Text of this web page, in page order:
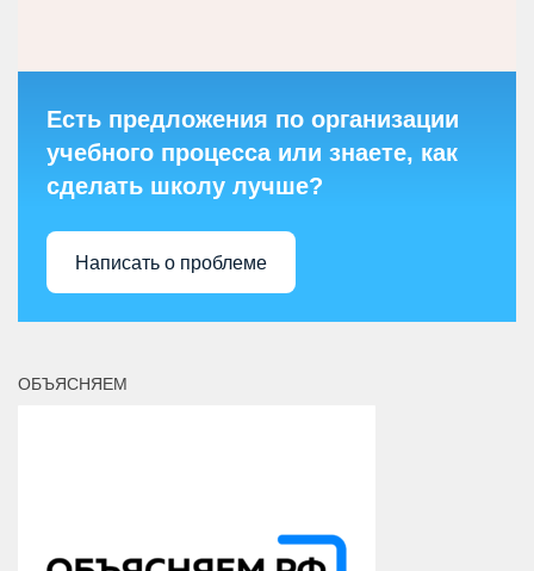
Есть предложения по организации
учебного процесса или знаете, как
сделать школу лучше?
Написать о проблеме
ОБЪЯСНЯЕМ